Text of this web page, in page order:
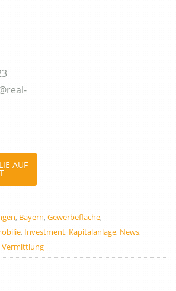
AUF
, Bayern, Gewerbefläche,
, Investment, Kapitalanlage, News,
Vermittlung